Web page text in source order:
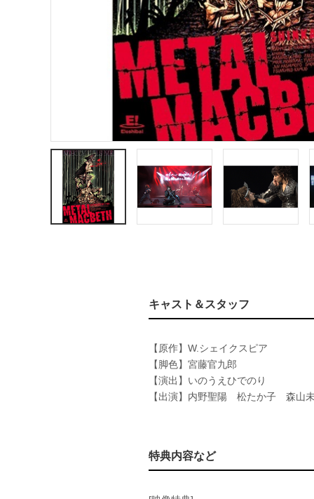
キャスト＆スタッフ
【原作】W.シェイクスピア
【脚色】宮藤官九郎
【演出】いのうえひでのり
【出演】内野聖陽 松たか子 森
特典内容など